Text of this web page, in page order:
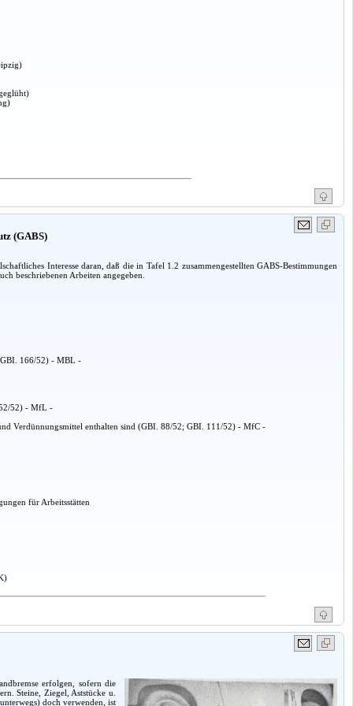
(GABS)
Interesse daran, daß die in Tafel 1.2 zusammengestellten GABS-Bestimmungen
beschriebenen Arbeiten angegeben.
166/52) - MBL -
52) - MfL -
Verdünnungsmittel enthalten sind (GBI. 88/52; GBI. 111/52) - MfC -
für Arbeitsstätten
erfolgen, sofern die
Steine, Ziegel, Aststücke u.
doch verwenden, ist